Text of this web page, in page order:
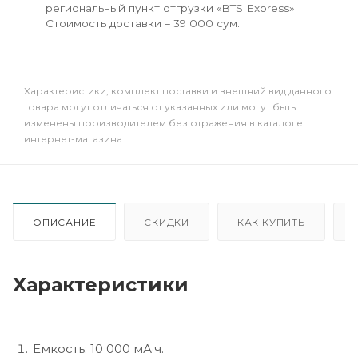
региональный пункт отгрузки «BTS Express»
Стоимость доставки – 39 000 сум.
Xарактеристики, комплект поставки и внешний вид данного
товара могут отличаться от указанных или могут быть
изменены производителем без отражения в каталоге
интернет-магазина.
ОПИСАНИЕ СКИДКИ КАК КУПИТЬ
Характеристики
Ёмкость: 10 000 мА·ч.